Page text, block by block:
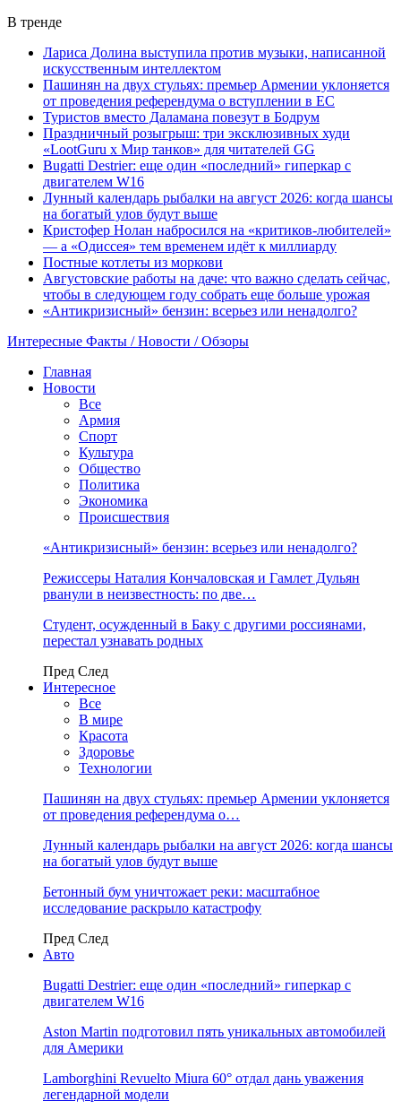
В тренде
Лариса Долина выступила против музыки, написанной
искусственным интеллектом
Пашинян на двух стульях: премьер Армении уклоняется
от проведения референдума о вступлении в ЕС
Туристов вместо Даламана повезут в Бодрум
Праздничный розыгрыш: три эксклюзивных худи
«LootGuru х Мир танков» для читателей GG
Bugatti Destrier: еще один «последний» гиперкар с
двигателем W16
Лунный календарь рыбалки на август 2026: когда шансы
на богатый улов будут выше
Кристофер Нолан набросился на «критиков-любителей»
— а «Одиссея» тем временем идёт к миллиарду
Постные котлеты из моркови
Августовские работы на даче: что важно сделать сейчас,
чтобы в следующем году собрать еще больше урожая
«Антикризисный» бензин: всерьез или ненадолго?
Интересные Факты / Новости / Обзоры
Главная
Новости
Все
Армия
Спорт
Культура
Общество
Политика
Экономика
Происшествия
«Антикризисный» бензин: всерьез или ненадолго?
Режиссеры Наталия Кончаловская и Гамлет Дульян
рванули в неизвестность: по две…
Студент, осужденный в Баку с другими россиянами,
перестал узнавать родных
Пред След
Интересное
Все
В мире
Красота
Здоровье
Технологии
Пашинян на двух стульях: премьер Армении уклоняется
от проведения референдума о…
Лунный календарь рыбалки на август 2026: когда шансы
на богатый улов будут выше
Бетонный бум уничтожает реки: масштабное
исследование раскрыло катастрофу
Пред След
Авто
Bugatti Destrier: еще один «последний» гиперкар с
двигателем W16
Aston Martin подготовил пять уникальных автомобилей
для Америки
Lamborghini Revuelto Miura 60° отдал дань уважения
легендарной модели